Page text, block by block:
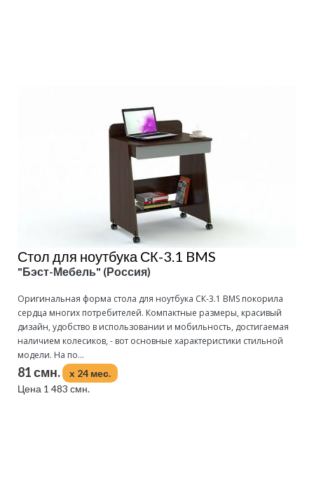
Стол для ноутбука СК-3.1 BMS
"Бэст-Мебель" (Россия)
Оригинальная форма стола для ноутбука СК-3.1 BMS покорила
сердца многих потребителей. Компактные размеры, красивый
дизайн, удобство в использовании и мобильность, достигаемая
наличием колесиков, - вот основные характеристики стильной
модели. На по...
81 смн.
x 24 мес.
Цена 1 483 смн.